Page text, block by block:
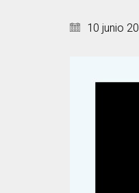
10 junio